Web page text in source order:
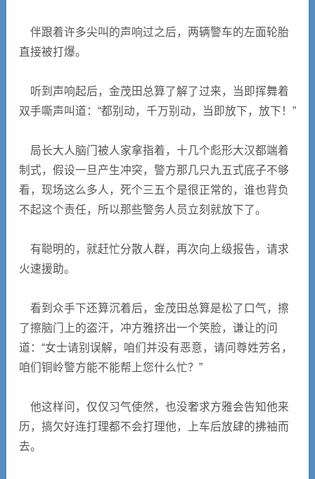
伴跟着许多尖叫的声响过之后，两辆警车的左面轮胎
直接被打爆。
听到声响起后，金茂田总算了解了过来，当即挥舞着
双手嘶声叫道：“都别动，千万别动，当即放下，放下！”
局长大人脑门被人家拿指着，十几个彪形大汉都端着
制式，假设一旦产生冲突，警方那几只九五式底子不够
看，现场这么多人，死个三五个是很正常的，谁也背负
不起这个责任，所以那些警务人员立刻就放下了。
有聪明的，就赶忙分散人群，再次向上级报告，请求
火速援助。
看到众手下还算沉着后，金茂田总算是松了口气，擦
了擦脑门上的盗汗，冲方雅挤出一个笑脸，谦让的问
道：“女士请别误解，咱们并没有恶意，请问尊姓芳名，
咱们铜岭警方能不能帮上您什么忙？”
他这样问，仅仅习气使然，也没奢求方雅会告知他来
历，搞欠好连打理都不会打理他，上车后放肆的拂袖而
去。